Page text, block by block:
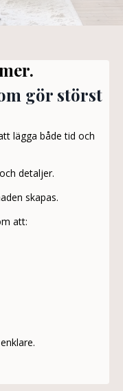
gör störst
lägga både tid och
detaljer.
skapas.
att: